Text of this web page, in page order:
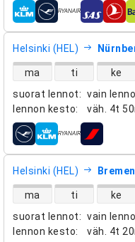
lentoyhtiöt
Helsinki (HEL)
suorat lennot: vain
lennon kesto: väh. 4t
suorien lentojen
ma ti ke
lentoyhtiöt
Helsinki (HEL)
suorat lennot: vain
lennon kesto: väh. 4t
suorien lentojen
ma ti ke